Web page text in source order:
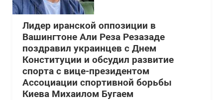
Лидер иранской оппозиции в
Вашингтоне Али Реза Резазаде
поздравил украинцев с Днем
Конституции и обсудил развитие
спорта с вице-президентом
Ассоциации спортивной борьбы
Киева Михаилом Бугаем